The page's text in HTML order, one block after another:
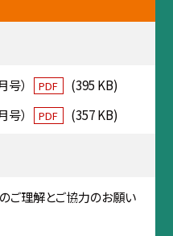
） PDF
(395 KB)
）
PDF (357 KB)
ご理解とご協力のお願い